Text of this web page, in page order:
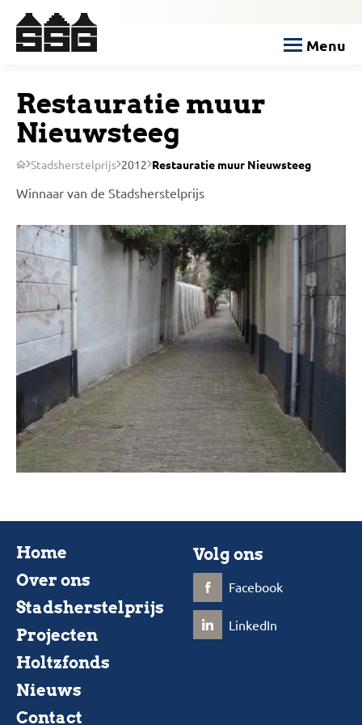
Menu
Restauratie muur
Nieuwsteeg
Stadsherstelprijs 2012 Restauratie muur Nieuwsteeg
Winnaar van de Stadsherstelprijs
Home
Over ons
Stadsherstelprijs
Projecten
Holtzfonds
Nieuws
Contact
Volg ons
Facebook
LinkedIn